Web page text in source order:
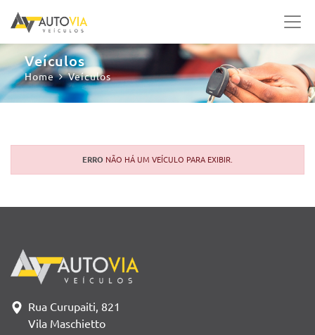
Veículos
Home Veículos
ERRO NÃO HÁ UM VEÍCULO PARA EXIBIR.
Rua Curupaiti, 821
Vila Maschietto